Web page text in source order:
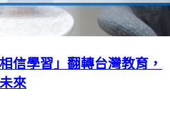
信學習」翻轉台灣教育，
來